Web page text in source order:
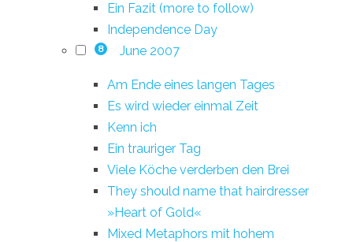
Ein Fazit (more to follow)
Independence Day
8 June 2007
Am Ende eines langen Tages
Es wird wieder einmal Zeit
Kenn ich
Ein trauriger Tag
Viele Köche verderben den Brei
They should name that hairdresser
»Heart of Gold«
Mixed Metaphors mit hohem